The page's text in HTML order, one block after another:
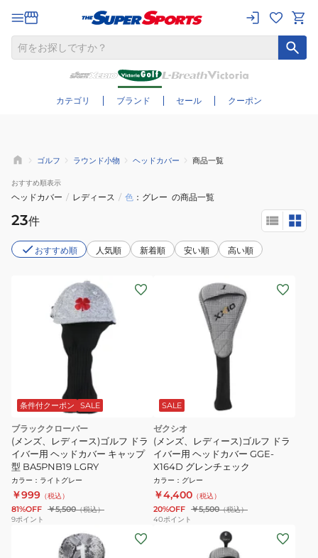
カテゴリ ブランド セール クーポン
さらに絞り込む
ゴルフ ラウンド小物 ヘッドカバー 商品一覧
おすすめ順表示
ヘッドカバー / レディース / 色 グレー の商品一覧
23件
おすすめ順 人気順 新着順 安い順 高い順
条件付クーポン SALE
ブラッククローバー
(メンズ、レディース)ゴルフ ドラ
イバー用 ヘッドカバー キャップ
型 BA5PNB19 LGRY
カラー ： ライトグレー
￥999 （税込）
81%OFF ￥5,500（税込）
9ポイント
SALE
ゼクシオ
(メンズ、レディース)ゴルフ ドラ
イバー用 ヘッドカバー GGE-
X164D グレンチェック
カラー ： グレー
￥4,400 （税込）
20%OFF ￥5,500（税込）
40ポイント